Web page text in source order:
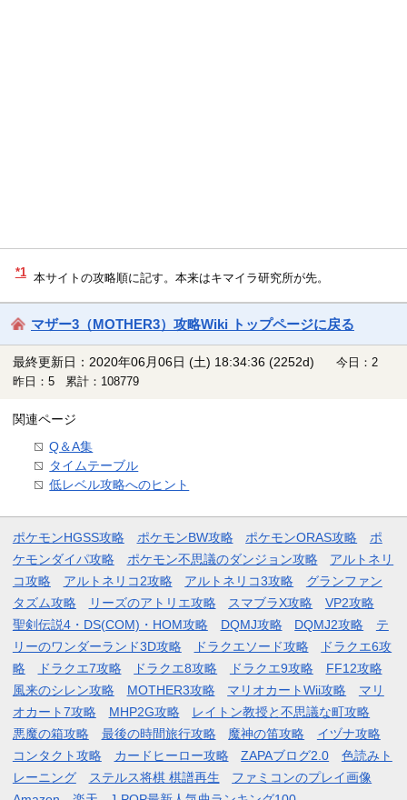
*1 本サイトの攻略順に記す。本来はキマイラ研究所が先。
マザー3（MOTHER3）攻略Wiki トップページに戻る
最終更新日：2020年06月06日 (土) 18:34:36(2252d)
今日：2
昨日：5 累計：108779
関連ページ
Q＆A集
タイムテーブル
低レベル攻略へのヒント
ポケモンHGSS攻略 ポケモンBW攻略 ポケモンORAS攻略
ポ
ケモンダイパ攻略
ポケモン不思議のダンジョン攻略
アルトネリ
コ攻略
アルトネリコ2攻略 アルトネリコ3攻略
グランファン
タズム攻略
リーズのアトリエ攻略 スマブラX攻略
VP2攻略
聖剣伝説4・DS(COM)・HOM攻略
DQMJ攻略 DQMJ2攻略
テ
リーのワンダーランド3D攻略
ドラクエソード攻略
ドラクエ6攻
略
ドラクエ7攻略 ドラクエ8攻略 ドラクエ9攻略
FF12攻略
風来のシレン攻略
MOTHER3攻略 マリオカートWii攻略
マリ
オカート7攻略
MHP2G攻略
レイトン教授と不思議な町攻略
悪魔の箱攻略
最後の時間旅行攻略 魔神の笛攻略
イヅナ攻略
コンタクト攻略
カードヒーロー攻略 ZAPAブログ2.0
色読みト
レーニング
ステルス将棋 棋譜再生
ファミコンのプレイ画像